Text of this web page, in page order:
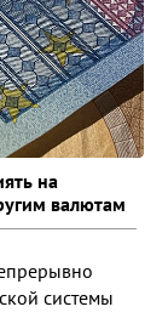
на
валютам
системы